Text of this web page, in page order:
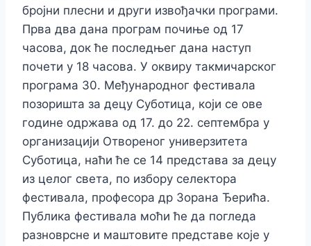
бројни плесни и други извођачки програми.
Прва два дана програм почиње од 17
часова, док ће последњег дана наступ
почети у 18 часова. У оквиру такмичарског
програма 30. Међународног фестивала
позоришта за децу Суботица, који се ове
године одржава од 17. до 22. септембра у
организацији Отвореног универзитета
Суботица, наћи ће се 14 представа за децу
из целог света, по избору селектора
фестивала, професора др Зорана Ђерића.
Публика фестивала моћи ће да погледа
разноврсне и маштовите представе које у